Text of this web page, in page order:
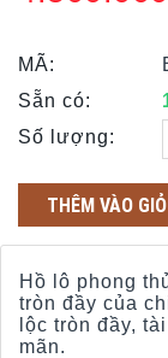
MÃ:
Sẵn có:
Số lượng:
THÊM VÀO
Hồ lô phong
tròn đầy của
lộc tròn đầy,
mãn.